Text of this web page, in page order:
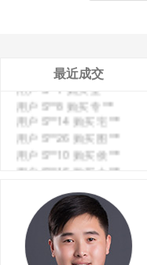
最近成交
用户 S**1 购买 皇***
用户 S**8 购买 专***
用户 S**14 购买 宅***
用户 S**26 购买 图***
用户 S**10 购买 侯***
用户 S**16 购买 火***
用户 S**25 购买 水***
用户 S**33 购买 巴***
用户 S**80 购买 王***
用户 S**19 购买 T***
用户 S**22 购买 茶***
用户 S**68 购买 俏***